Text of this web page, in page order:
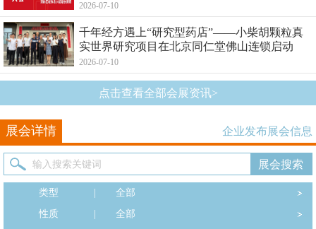
2026-07-10
千年经方遇上“研究型药店”——小柴胡颗粒真
实世界研究项目在北京同仁堂佛山连锁启动
2026-07-10
点击查看全部会展资讯>
展会详情 企业发布展会信息
类型
全部
性质
全部